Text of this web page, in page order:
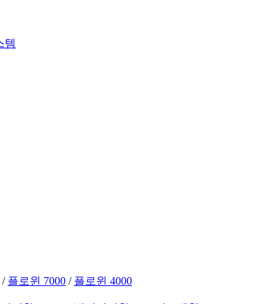
템
/ 플로윈 7000 / 플로윈 4000